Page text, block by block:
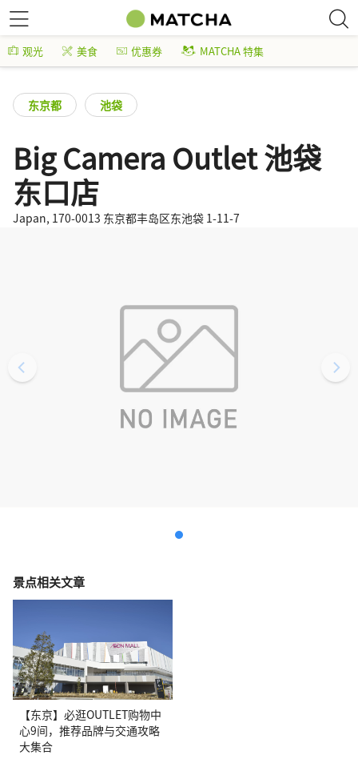
观光 美食 优惠券 MATCHA 特集
东京都 池袋
Big Camera Outlet 池袋
东口店
Japan, 170-0013 东京都丰岛区东池袋 1-11-7
景点相关文章
【东京】必逛OUTLET购物中
心9间，推荐品牌与交通攻略
大集合